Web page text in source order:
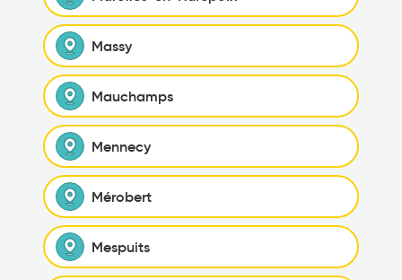
Massy
Mauchamps
Mennecy
Mérobert
Mespuits